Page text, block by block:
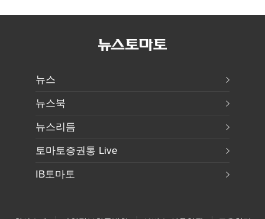
내부비위…경찰
인천경제청장
249명 검거
뉴스
뉴스북
뉴스리듬
토마토증권통 Live
IB토마토